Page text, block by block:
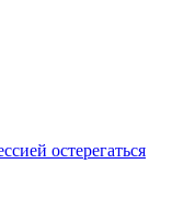
остерегаться